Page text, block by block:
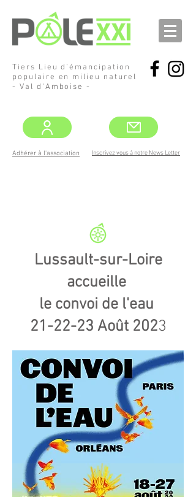
Tiers Lieu d'émancipation
populaire en milieu naturel
- Val d'Amboise -
Adhérer à l'association Inscrivez vous à notre News Letter
Lussault-sur-Loire
accueille
le convoi de l'eau
21-22-23 Août 2023